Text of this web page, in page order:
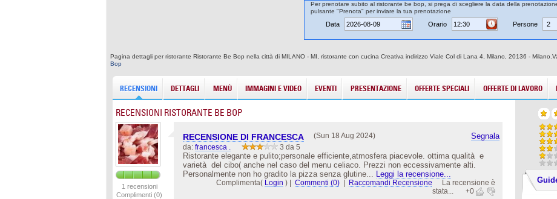
Per prenotare subito al ristorante be bop, si prega di scegliere la data della
pulsante "Prenota" per inviare la tua prenotazione
Data Orario Persone
Pagina dettagli per ristorante Ristorante Be Bop nella città di MILANO - MI, ristorante con cucina Creativa indirizzo Viale Col di Lana 4, Milano, 20136 -
Bop
RECENSIONI DETTAGLI MENÙ IMMAGINI E VIDEO EVENTI PRESENTAZIONE OFFERTE SPECIALI OFFERTE DI LAVORO
RECENSIONI RISTORANTE BE BOP
1 recensioni
Complimenti (0)
RECENSIONE DI FRANCESCA (Sun 18 Aug 2024) Segnala
da: francesca . 3 da 5
Ristorante elegante e pulito;personale efficiente,atmosfera piacevole. ottima qualità e
varietà del cibo( anche nel caso del menu celiaco. Prezzi non eccessivamente alti.
Personalmente non ho gradito la pizza senza glutine...
Leggi la recensione...
Complimenta( Login ) Commenti (0) Raccomandi Recensione
La recensione è
stata...
+0